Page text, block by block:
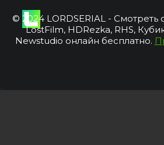
© 2024 LORDSERIAL - Смотреть
LostFilm, HDRezka, RHS,
Newstudio онлайн бесплатно.